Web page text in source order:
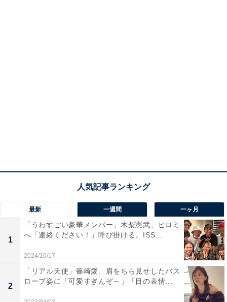
最新 一週間 一ヶ月
1
「うわすごい豪華メンバー」木梨憲武、ヒロミ
へ「連絡ください！」呼び掛ける。ISS...
2024/10/17
2
「リアル天使」篠崎愛、肩をちら見せしたバス
ローブ姿に「可愛すぎんぞ～」「目の表情...